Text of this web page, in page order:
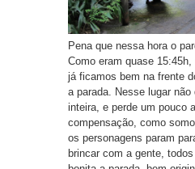
Pena que nessa hora o
Como eram quase
já ficamos bem na frente
a parada. Nesse lugar não
inteira, e perde um pouco
compensação, como
os personagens param
brincar com a gente,